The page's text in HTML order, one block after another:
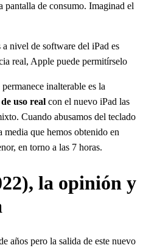
pantalla de consumo. Imaginad el
nivel de software del iPad es
real, Apple puede permitírselo
inalterable es la
uso real con el nuevo iPad las
Cuando abusamos del teclado
media que hemos obtenido en
en torno a las 7 horas.
la opinión y
años pero la salida de este nuevo